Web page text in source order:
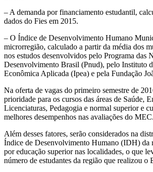
– A demanda por financiamento estudantil,
dados do Fies em 2015.
– O Índice de Desenvolvimento Humano
microrregião, calculado a partir da média dos
nos estudos desenvolvidos pelo Programa das
Desenvolvimento Brasil (Pnud), pelo Instituto
Econômica Aplicada (Ipea) e pela Fundação
Na oferta de vagas do primeiro semestre de
prioridade para os cursos das áreas de Saúde,
Licenciaturas, Pedagogia e normal superior e
melhores desempenhos nas avaliações do MEC.
Além desses fatores, serão considerados na
Índice de Desenvolvimento Humano (IDH) da
por educação superior nas localidades, o que
número de estudantes da região que realizou o